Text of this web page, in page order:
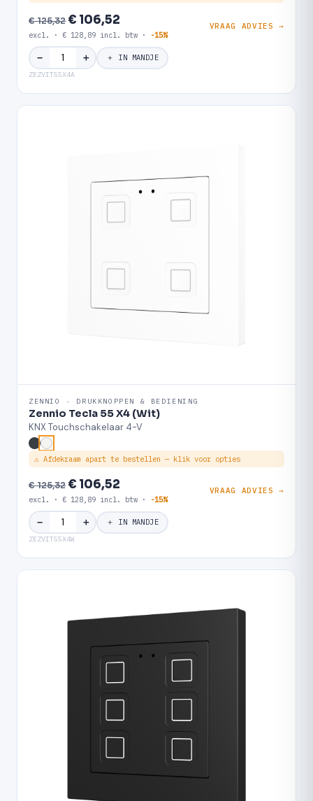
€ 125,32€ 106,52
excl. · € 128,89 incl. btw · -15%
VRAAG ADVIES →
− ＋ ＋ IN MANDJE
ZEZVIT55X4A
ZENNIO · DRUKKNOPPEN & BEDIENING
Zennio Tecla 55 X4 (Wit)
KNX Touchschakelaar 4-V
⚠ Afdekraam apart te bestellen — klik voor opties
€ 125,32€ 106,52
excl. · € 128,89 incl. btw · -15%
VRAAG ADVIES →
− ＋ ＋ IN MANDJE
ZEZVIT55X4W